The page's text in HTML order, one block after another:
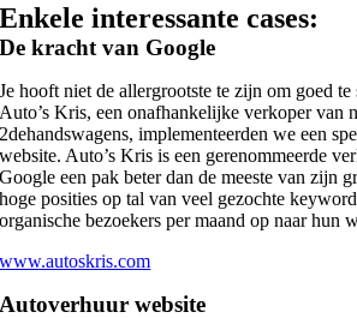
Enkele interessante cases:
De kracht van Google
Je hooft niet de allergrootste te zijn om goed
Auto’s Kris, een onafhankelijke verkoper van
2dehandswagens, implementeerden we een
website. Auto’s Kris is een gerenommeerde
Google een pak beter dan de meeste van zijn
hoge posities op tal van veel gezochte
organische bezoekers per maand op naar hun
www.autoskris.com
Autoverhuur website